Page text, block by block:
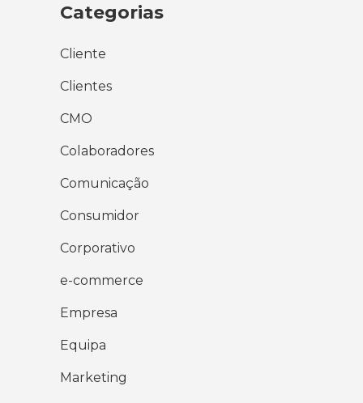
Categorias
Cliente
Clientes
CMO
Colaboradores
Comunicação
Consumidor
Corporativo
e-commerce
Empresa
Equipa
Marketing